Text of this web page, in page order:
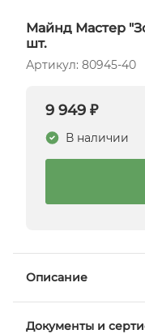
Майнд Мастер
шт.
Артикул: 80945-40
9 949 ₽
В наличии
Описание
Документы и